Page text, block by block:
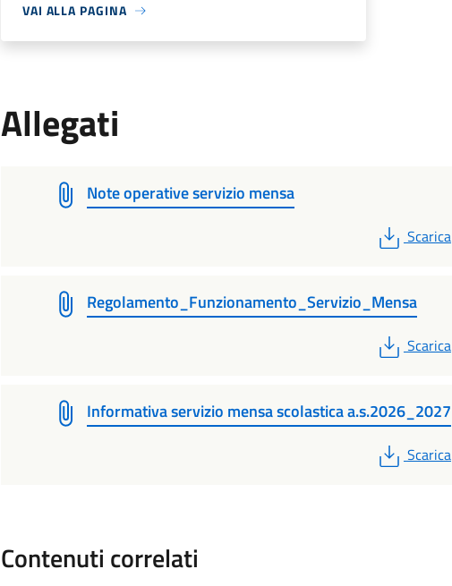
VAI ALLA PAGINA
Allegati
Note operative servizio mensa
PDF
Scarica
Regolamento_Funzionamento_Servizio_Mensa
PDF
Scarica
Informativa servizio mensa scolastica a.s.2026_2027
PDF
Scarica
Contenuti correlati